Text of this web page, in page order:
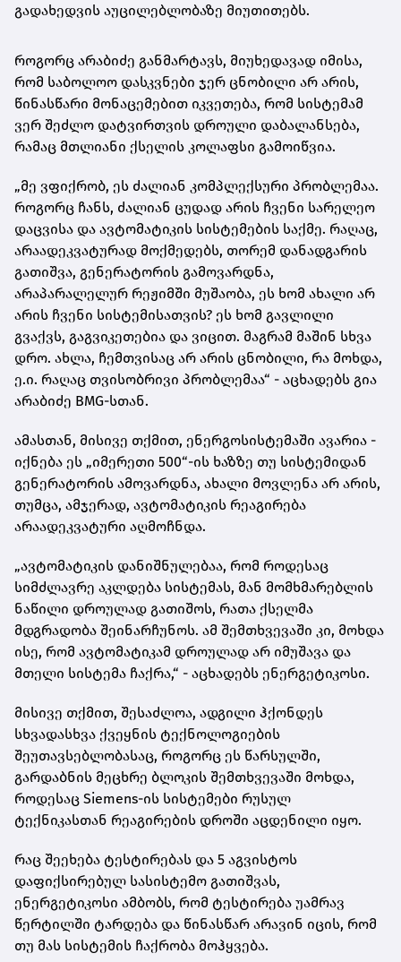
გადახედვის აუცილებლობაზე მიუთითებს.
როგორც არაბიძე განმარტავს, მიუხედავად იმისა,
რომ საბოლოო დასკვნები ჯერ ცნობილი არ არის,
წინასწარი მონაცემებით იკვეთება, რომ სისტემამ
ვერ შეძლო დატვირთვის დროული დაბალანსება,
რამაც მთლიანი ქსელის კოლაფსი გამოიწვია.
„მე ვფიქრობ, ეს ძალიან კომპლექსური პრობლემაა.
როგორც ჩანს, ძალიან ცუდად არის ჩვენი სარელეო
დაცვისა და ავტომატიკის სისტემების საქმე. რაღაც,
არაადეკვატურად მოქმედებს, თორემ დანადგარის
გათიშვა, გენერატორის გამოვარდნა,
არაპარალელურ რეჟიმში მუშაობა, ეს ხომ ახალი არ
არის ჩვენი სისტემისათვის? ეს ხომ გავლილი
გვაქვს, გაგვიკეთებია და ვიცით. მაგრამ მაშინ სხვა
დრო. ახლა, ჩემთვისაც არ არის ცნობილი, რა მოხდა,
ე.ი. რაღაც თვისობრივი პრობლემაა“ - აცხადებს გია
არაბიძე BMG-სთან.
ამასთან, მისივე თქმით, ენერგოსისტემაში ავარია -
იქნება ეს „იმერეთი 500“-ის ხაზზე თუ სისტემიდან
გენერატორის ამოვარდნა, ახალი მოვლენა არ არის,
თუმცა, ამჯერად, ავტომატიკის რეაგირება
არაადეკვატური აღმოჩნდა.
„ავტომატიკის დანიშნულებაა, რომ როდესაც
სიმძლავრე აკლდება სისტემას, მან მომხმარებლის
ნაწილი დროულად გათიშოს, რათა ქსელმა
მდგრადობა შეინარჩუნოს. ამ შემთხვევაში კი, მოხდა
ისე, რომ ავტომატიკამ დროულად არ იმუშავა და
მთელი სისტემა ჩაქრა,“ - აცხადებს ენერგეტიკოსი.
მისივე თქმით, შესაძლოა, ადგილი ჰქონდეს
სხვადასხვა ქვეყნის ტექნოლოგიების
შეუთავსებლობასაც, როგორც ეს წარსულში,
გარდაბნის მეცხრე ბლოკის შემთხვევაში მოხდა,
როდესაც Siemens-ის სისტემები რუსულ
ტექნიკასთან რეაგირების დროში აცდენილი იყო.
რაც შეეხება ტესტირებას და 5 აგვისტოს
დაფიქსირებულ სასისტემო გათიშვას,
ენერგეტიკოსი ამბობს, რომ ტესტირება უამრავ
წერტილში ტარდება და წინასწარ არავინ იცის, რომ
თუ მას სისტემის ჩაქრობა მოჰყვება.